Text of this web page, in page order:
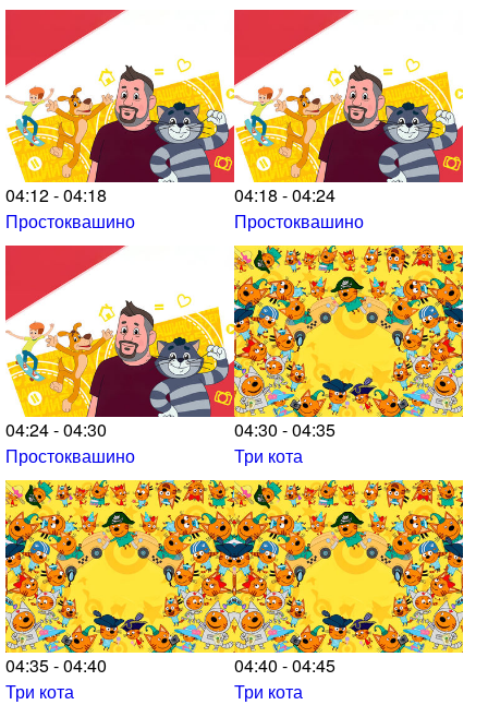
04:12 - 04:18
Простоквашино
04:18 - 04:24
Простоквашино
04:24 - 04:30
Простоквашино
04:30 - 04:35
Три кота
04:35 - 04:40
Три кота
04:40 - 04:45
Три кота